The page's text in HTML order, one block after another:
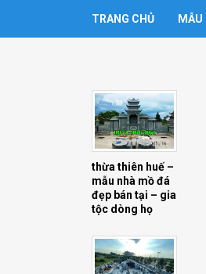
TRANG CHỦ MẪU
thừa thiên huế –
mẫu nhà mồ đá
đẹp bán tại – gia
tộc dòng họ